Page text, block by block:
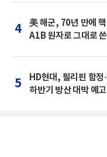
4
美 해군, 70년 만에
A1B 원자로 그대로
5
HD현대, 필리핀 함
하반기 방산 대박 예고